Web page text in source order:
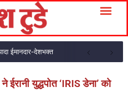
ईमानदार-देशभक्त
ईरानी युद्धपोत ‘IRIS डेना’ को